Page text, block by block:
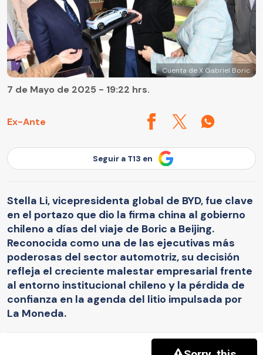
Cuenta de X Gabriel Boric
Ex-Ante
7 de Mayo de 2025 - 19:22 hrs.
Seguir a T13 en
Stella Li, vicepresidenta global de BYD, fue clave
en el portazo que dio la firma china al gobierno
chileno a días del viaje de Boric a Beijing.
Reconocida como una de las ejecutivas más
poderosas del sector automotriz, su decisión
refleja el creciente malestar empresarial frente
al entorno institucional chileno y la pérdida de
confianza en la agenda del litio impulsada por
La Moneda.